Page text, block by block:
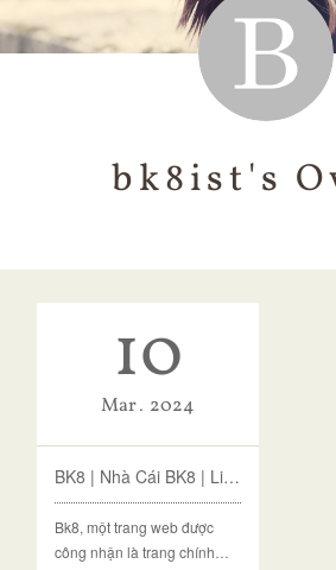
bk8ist's
10
Mar 2024
BK8 | Nhà Cái BK8 | Link Chính Thức |Nhận Code 88k
Bk8, một trang web được
công nhận là trang chính…